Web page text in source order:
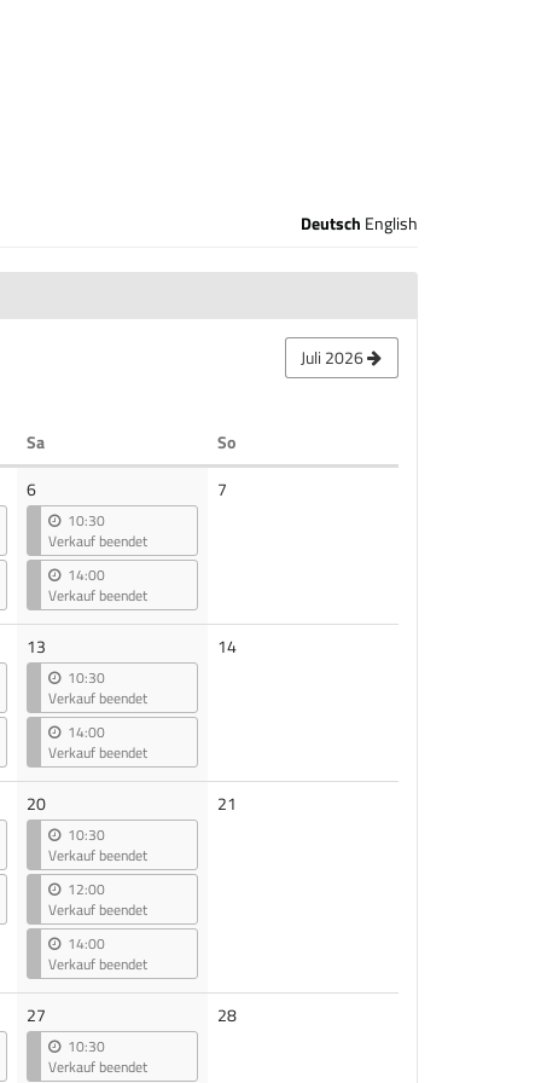
Deutsch English
Juli 2026
SaSamstag SoSonntag
6
10:30
Verkauf beendet
14:00
Verkauf beendet
7
13
10:30
Verkauf beendet
14:00
Verkauf beendet
14Keine
20
10:30
Verkauf beendet
12:00
Verkauf beendet
14:00
Verkauf beendet
21
27
10:30
Verkauf beendet
28Keine